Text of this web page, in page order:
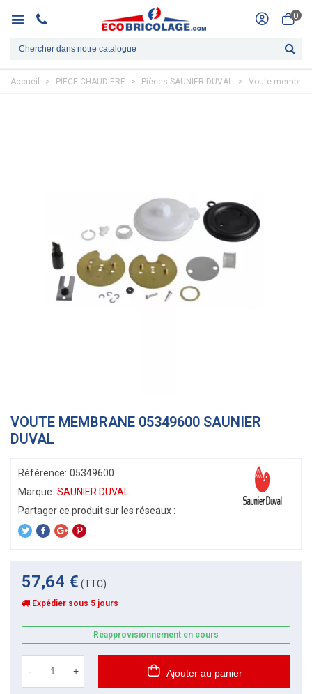
0
Accueil > PIECE CHAUDIERE > Pièces SAUNIER DUVAL > Voute
VOUTE MEMBRANE 05349600 SAUNIER
DUVAL
Référence: 05349600
Marque: SAUNIER DUVAL
57,64 € (TTC)
Expédier sous 5 jours
Réapprovisionnement en cours
- + Ajouter au panier